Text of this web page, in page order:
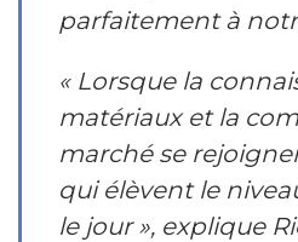
parfaitement à
« Lorsque la
matériaux et la
marché se
qui élèvent le
le jour », explique